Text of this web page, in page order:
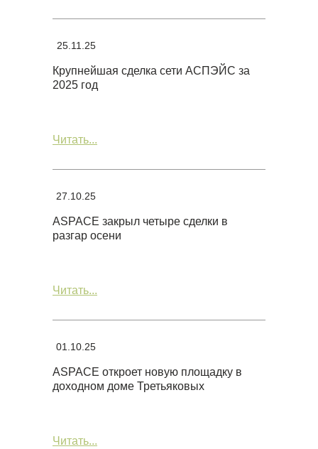
25.11.25
Крупнейшая сделка сети АСПЭЙС за
2025 год
Читать...
27.10.25
ASPACE закрыл четыре сделки в
разгар осени
Читать...
01.10.25
ASPACE откроет новую площадку в
доходном доме Третьяковых
Читать...